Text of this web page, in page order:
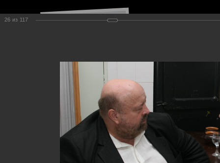
26 из 117